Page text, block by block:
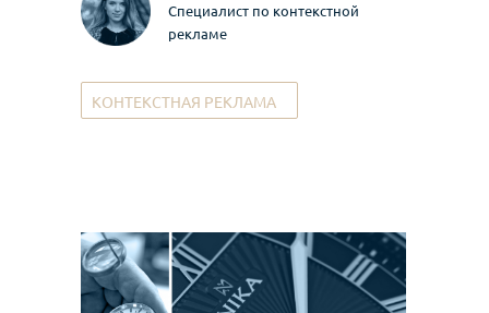
Специалист по контекстной
рекламе
КОНТЕКСТНАЯ РЕКЛАМА